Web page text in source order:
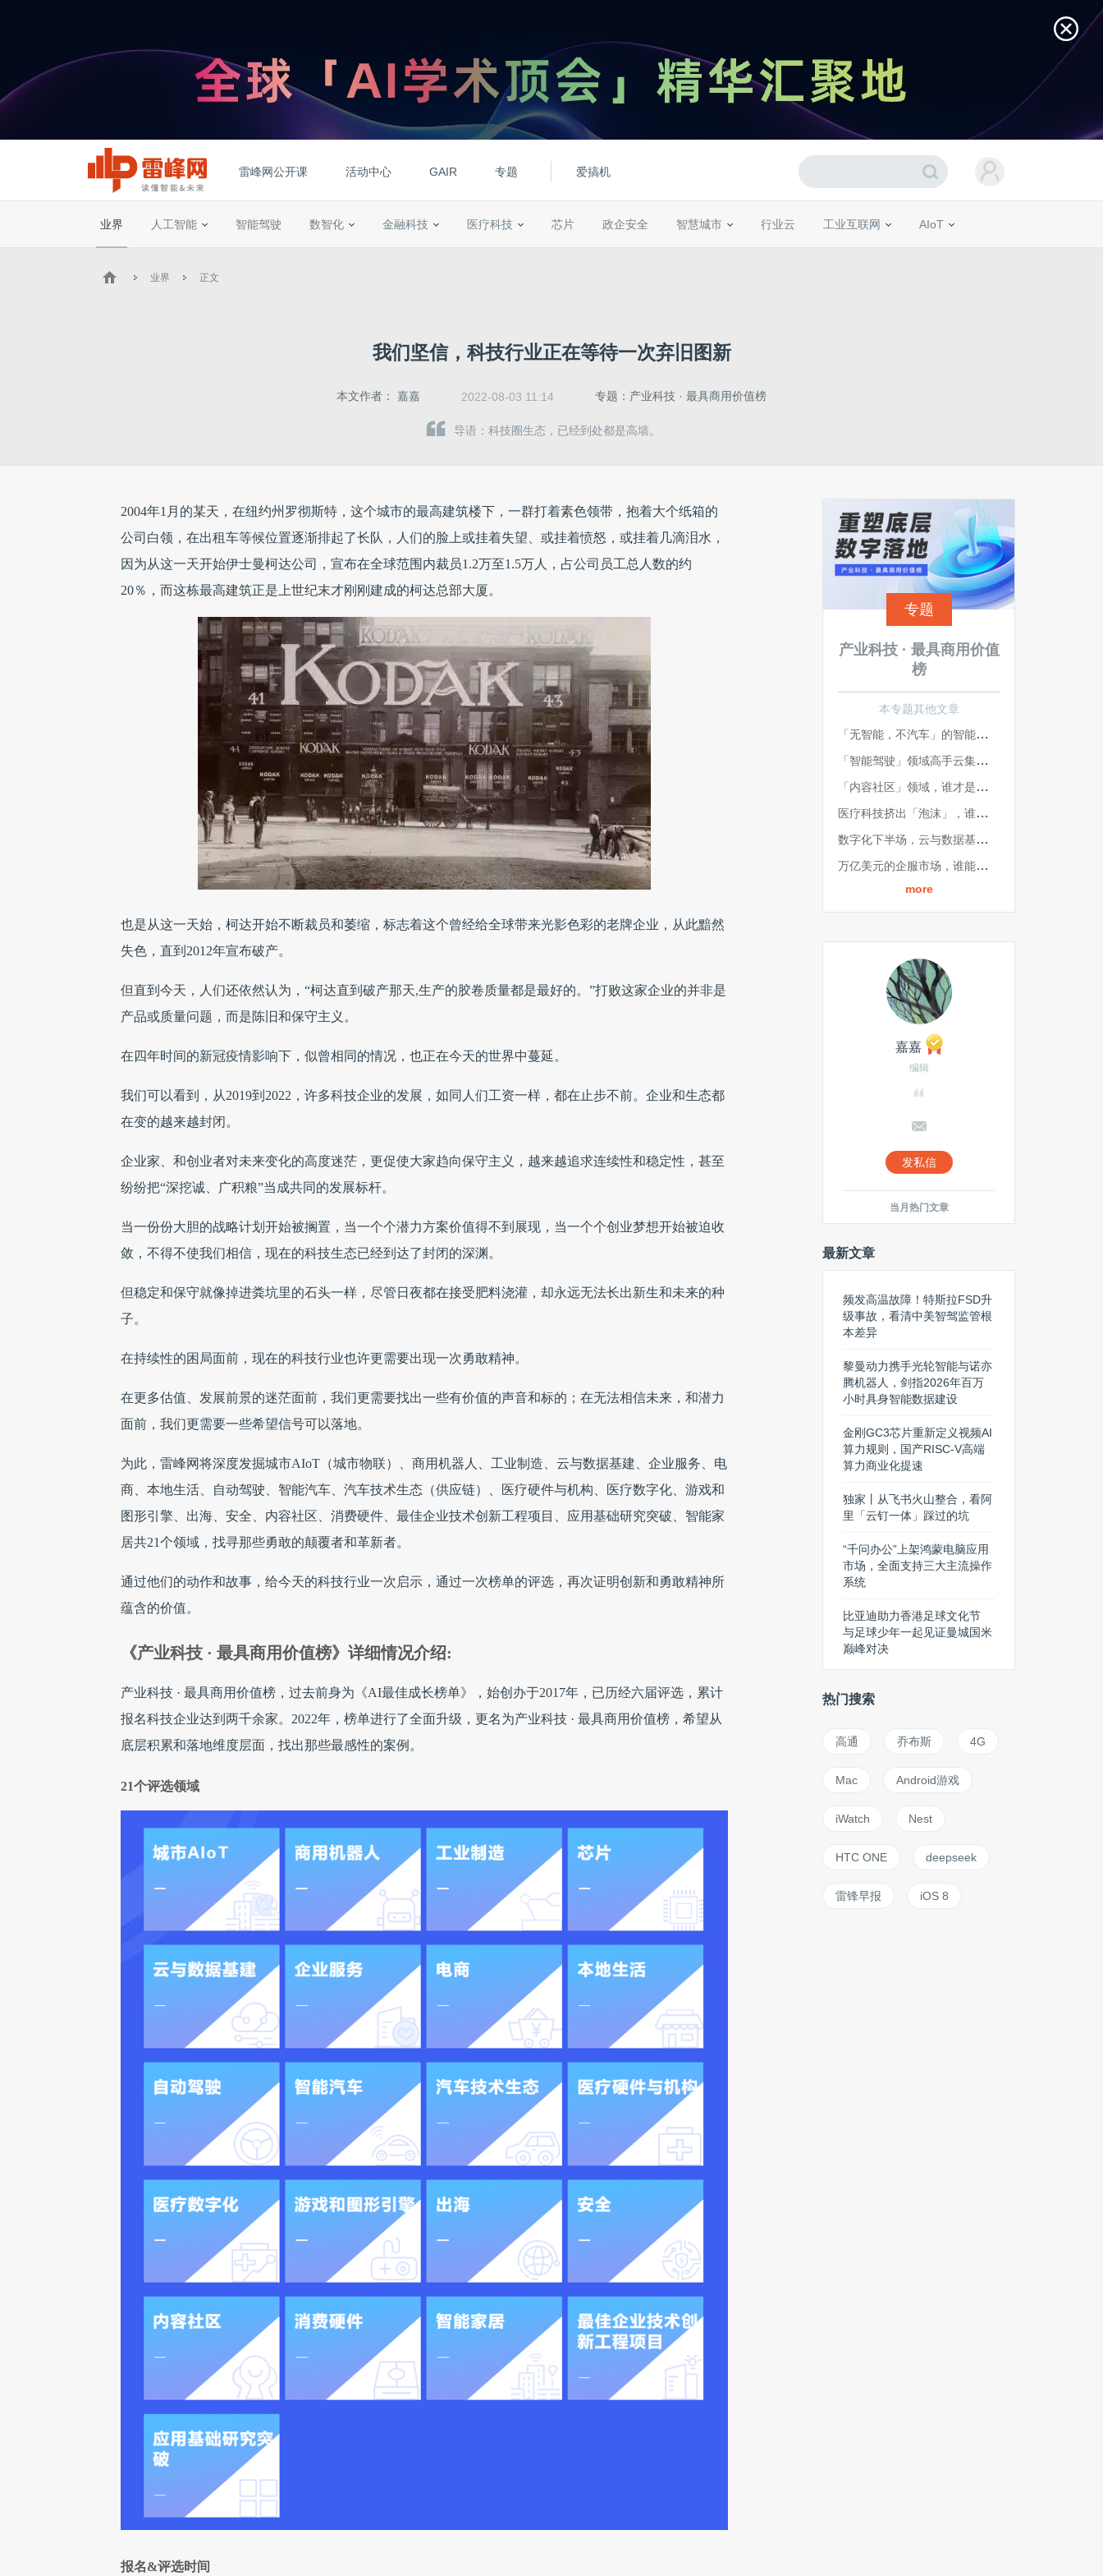
雷峰网公开课 活动中心 GAIR 专题 爱搞机
业界 人工智能 智能驾驶 数智化 金融科技 医疗科技 芯片 政企安全 智慧城市 行业云 工业互联网 AIoT
业界 正文
我们坚信，科技行业正在等待一次弃旧图新
本文作者： 嘉嘉 2022-08-03 11:14 专题：产业科技 · 最具商用价值榜
导语：科技圈生态，已经到处都是高墙。
2004年1月的某天，在纽约州罗彻斯特，这个城市的最高建筑楼下，一群打着素色领带，抱着大个纸箱的
公司白领，在出租车等候位置逐渐排起了长队，人们的脸上或挂着失望、或挂着愤怒，或挂着几滴泪水，
因为从这一天开始伊士曼柯达公司，宣布在全球范围内裁员1.2万至1.5万人，占公司员工总人数的约
20％，而这栋最高建筑正是上世纪末才刚刚建成的柯达总部大厦。
也是从这一天始，柯达开始不断裁员和萎缩，标志着这个曾经给全球带来光影色彩的老牌企业，从此黯然
失色，直到2012年宣布破产。
但直到今天，人们还依然认为，“柯达直到破产那天,生产的胶卷质量都是最好的。”打败这家企业的并非是
产品或质量问题，而是陈旧和保守主义。
在四年时间的新冠疫情影响下，似曾相同的情况，也正在今天的世界中蔓延。
我们可以看到，从2019到2022，许多科技企业的发展，如同人们工资一样，都在止步不前。企业和生态都
在变的越来越封闭。
企业家、和创业者对未来变化的高度迷茫，更促使大家趋向保守主义，越来越追求连续性和稳定性，甚至
纷纷把“深挖诚、广积粮”当成共同的发展标杆。
当一份份大胆的战略计划开始被搁置，当一个个潜力方案价值得不到展现，当一个个创业梦想开始被迫收
敛，不得不使我们相信，现在的科技生态已经到达了封闭的深渊。
但稳定和保守就像掉进粪坑里的石头一样，尽管日夜都在接受肥料浇灌，却永远无法长出新生和未来的种
子。
在持续性的困局面前，现在的科技行业也许更需要出现一次勇敢精神。
在更多估值、发展前景的迷茫面前，我们更需要找出一些有价值的声音和标的；在无法相信未来，和潜力
面前，我们更需要一些希望信号可以落地。
为此，雷峰网将深度发掘城市AIoT（城市物联）、商用机器人、工业制造、云与数据基建、企业服务、电
商、本地生活、自动驾驶、智能汽车、汽车技术生态（供应链）、医疗硬件与机构、医疗数字化、游戏和
图形引擎、出海、安全、内容社区、消费硬件、最佳企业技术创新工程项目、应用基础研究突破、智能家
居共21个领域，找寻那些勇敢的颠覆者和革新者。
通过他们的动作和故事，给今天的科技行业一次启示，通过一次榜单的评选，再次证明创新和勇敢精神所
蕴含的价值。
《产业科技 · 最具商用价值榜》详细情况介绍:
产业科技 · 最具商用价值榜，过去前身为《AI最佳成长榜单》，始创办于2017年，已历经六届评选，累计
报名科技企业达到两千余家。2022年，榜单进行了全面升级，更名为产业科技 · 最具商用价值榜，希望从
底层积累和落地维度层面，找出那些最感性的案例。
21个评选领域
报名&评选时间
专题
产业科技 · 最具商用价值
榜
本专题其他文章
「无智能，不汽车」的智能汽车市场，谁最合消费者「胃口」？| 2022雷峰网「产业科技 · 最具商用价值榜」
「智能驾驶」领域高手云集，谁能成功突围？丨2022雷峰网「产业科技 · 最具商用价值榜」
「内容社区」领域，谁才是高质量、多元化的平台？丨2022雷峰网「产业科技 · 最具商用价值榜」
医疗科技挤出「泡沫」，谁在潮水中站稳了脚跟？| 2022雷峰网「产业科技 · 最具商用价值榜」
数字化下半场，云与数据基建领域里，谁是核心生力军？ | 2022雷峰网「产业科技 · 最具商用价值榜」
万亿美元的企服市场，谁能「穿越周期」、脱颖而出？ | 2022雷峰网「产业科技 · 最具商用价值榜」
more
嘉嘉
编辑
发私信
当月热门文章
最新文章
频发高温故障！特斯拉FSD升
级事故，看清中美智驾监管根
本差异
黎曼动力携手光轮智能与诺亦
腾机器人，剑指2026年百万
小时具身智能数据建设
金刚GC3芯片重新定义视频AI
算力规则，国产RISC-V高端
算力商业化提速
独家丨从飞书火山整合，看阿
里「云钉一体」踩过的坑
“千问办公”上架鸿蒙电脑应用
市场，全面支持三大主流操作
系统
比亚迪助力香港足球文化节
与足球少年一起见证曼城国米
巅峰对决
热门搜索
高通 乔布斯 4G
Mac Android游戏
iWatch Nest
HTC ONE deepseek
雷锋早报 iOS 8